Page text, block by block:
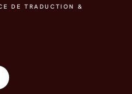
DE TRADUCTION &